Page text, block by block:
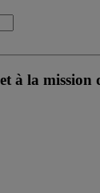
à la mission